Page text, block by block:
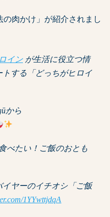
肉かけ」が紹介されまし
インが生活に役立つ情
する「どっちがヒロイ
から
べたい！ご飯のおとも
ヤーのイチオシ「ご飯
1YYwttjdqA